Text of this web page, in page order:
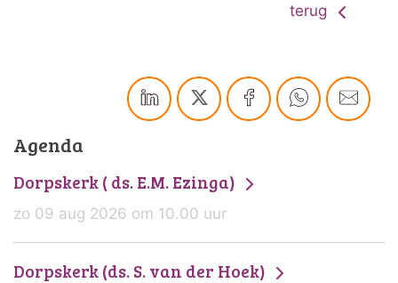
terug
Agenda
Dorpskerk ( ds. E.M. Ezinga)
zo 09 aug 2026 om 10.00 uur
Dorpskerk (ds. S. van der Hoek)